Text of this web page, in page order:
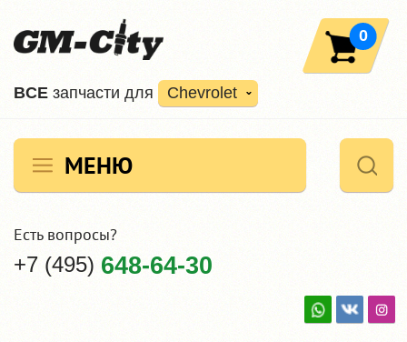
ВCE запчасти для Chevrolet
0
МЕНЮ
Есть вопросы?
+7 (495) 648-64-30